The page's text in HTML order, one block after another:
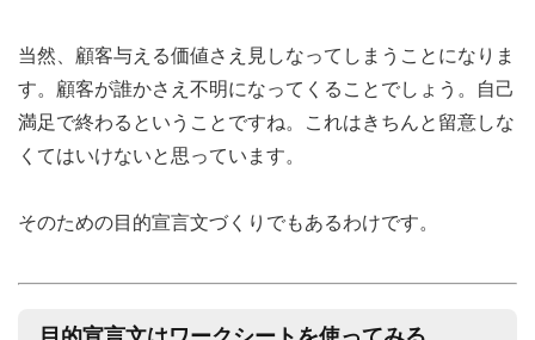
当然、顧客与える価値さえ見しなってしまうことになりま
す。顧客が誰かさえ不明になってくることでしょう。自己
満足で終わるということですね。これはきちんと留意しな
くてはいけないと思っています。
そのための目的宣言文づくりでもあるわけです。